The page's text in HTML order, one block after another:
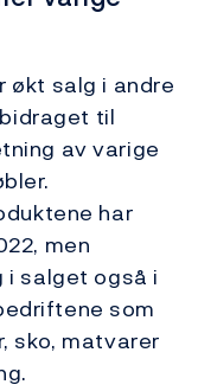
økt salg i andre
til
av varige
har
men
salget også i
som
sko, matvarer